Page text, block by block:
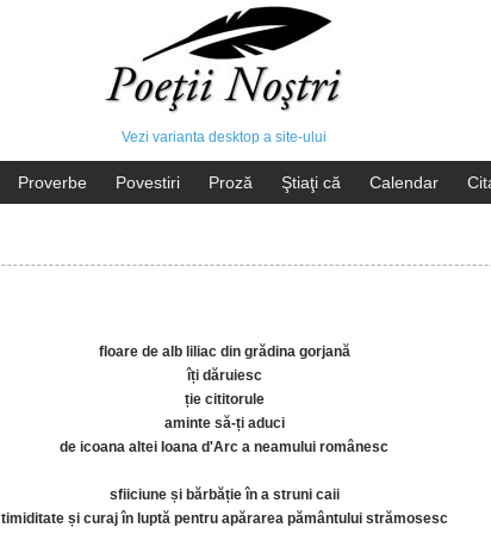
Vezi varianta desktop a site-ului
Proverbe Povestiri Proză Ştiaţi că Calendar
floare de alb liliac din grădina gorjană
îți dăruiesc
ție cititorule
aminte să-ți aduci
de icoana altei Ioana d'Arc a neamului românesc
sfiiciune și bărbăție în a struni caii
timiditate și curaj în luptă pentru apărarea pământului strămosesc